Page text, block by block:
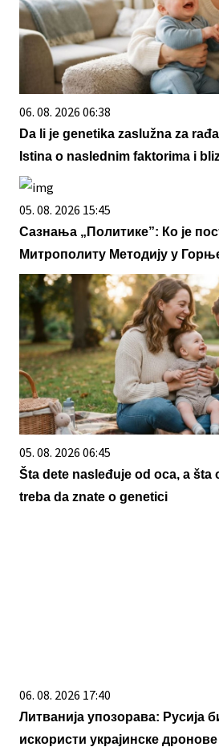
06. 08. 2026 06:38
Da li je genetika zaslužna za
Istina o naslednim faktorima i
05. 08. 2026 15:45
Сазнања „Политике”: Ко је
Митрополиту Методију у
05. 08. 2026 06:45
Šta dete nasleđuje od oca, a šta
treba da znate o genetici
06. 08. 2026 17:40
Литванија упозорава: Русија
искористи украјинске